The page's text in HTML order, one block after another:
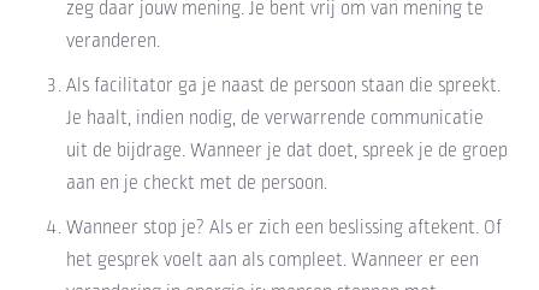
zeg daar jouw mening. Je bent vrij om van mening te
veranderen.
Als facilitator ga je naast de persoon staan die spreekt.
Je haalt, indien nodig, de verwarrende communicatie
uit de bijdrage. Wanneer je dat doet, spreek je de groep
aan en je checkt met de persoon.
Wanneer stop je? Als er zich een beslissing aftekent. Of
het gesprek voelt aan als compleet. Wanneer er een